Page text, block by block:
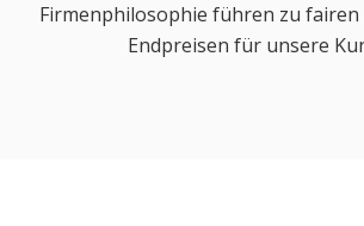
Firmenphilosophie führen zu
Endpreisen für unsere